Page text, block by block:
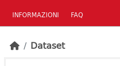
INFORMAZIONI FAQ
Dataset